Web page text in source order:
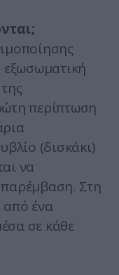
εξωσωματική
περίπτωση
(δισκάκι)
να
Στη
από ένα
σε κάθε